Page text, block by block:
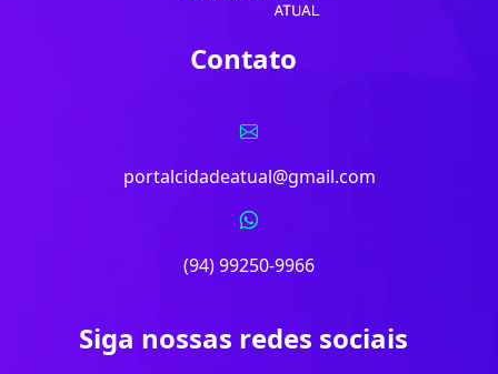
Contato
portalcidadeatual@gmail.com
(94) 99250-9966
Siga nossas redes sociais